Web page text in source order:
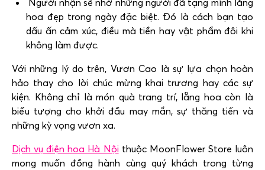
hoa đẹp trong ngày đặc biệt. Đó là cách bạn tạo
dấu ấn cảm xúc, điều mà tiền hay vật phẩm đôi khi
không làm được.
Với những lý do trên, Vươn Cao là sự lựa chọn hoàn
hảo thay cho lời chúc mừng khai trương hay các sự
kiện. Không chỉ là món quà trang trí, lẵng hoa còn là
biểu tượng cho khởi đầu may mắn, sự thăng tiến và
những kỳ vọng vươn xa.
Dịch vụ điện hoa Hà Nội thuộc MoonFlower Store luôn
mong muốn đồng hành cùng quý khách trong từng